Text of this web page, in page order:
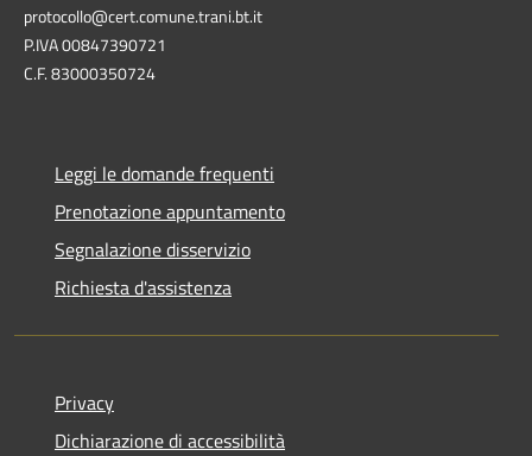
protocollo@cert.comune.trani.bt.it
P.IVA 00847390721
C.F. 83000350724
Leggi le domande frequenti
Prenotazione appuntamento
Segnalazione disservizio
Richiesta d'assistenza
Privacy
Dichiarazione di accessibilità